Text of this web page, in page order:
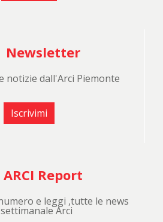
Newsletter
notizie dall'Arci Piemonte
Iscrivimi
ARCI Report
e leggi ,tutte le news
Arci